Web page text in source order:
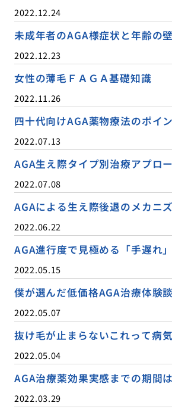
2022.12.24
未成年者のAGA様症状と年齢の壁
2022.12.23
女性の薄毛ＦＡＧＡ基礎知識
2022.11.26
四十代向けAGA薬物療法のポイ
2022.07.13
AGA生え際タイプ別治療アプロ
2022.07.08
AGAによる生え際後退のメカニ
2022.06.22
AGA進行度で見極める「手遅れ
2022.05.15
僕が選んだ低価格AGA治療体験談
2022.05.07
抜け毛が止まらないこれって病
2022.05.04
AGA治療薬効果実感までの期間は
2022.03.29